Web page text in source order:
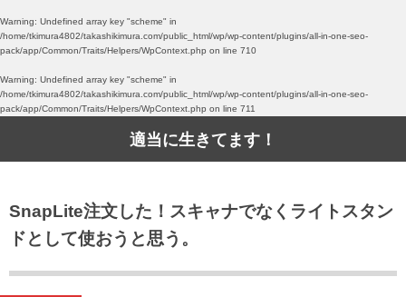
Warning: Undefined array key "scheme" in
/home/tkimura4802/takashikimura.com/public_html/wp/wp-content/plugins/all-in-one-seo-
pack/app/Common/Traits/Helpers/WpContext.php on line 710
Warning: Undefined array key "scheme" in
/home/tkimura4802/takashikimura.com/public_html/wp/wp-content/plugins/all-in-one-seo-
pack/app/Common/Traits/Helpers/WpContext.php on line 711
適当に生きてます！
SnapLite注文した！スキャナでなくライトスタン
ドとして使おうと思う。